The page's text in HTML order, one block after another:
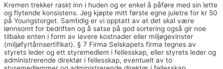
Kremen trekker raskt inn i huden og er enkel å påføre med sin lette
og flytende konsistens. Jeg kjøpte mitt første egne juletre for kr 50
på Youngstorget. Samtidig er vi opptatt av at det skal være
lønnsomt for bedriften og å satse på god sortering også gir noe
tilbake enten i form av lavere kostnader eller miljøgevinster
(miljøfyrtårnsertifikat). § 7 Firma Selskapets firma tegnes av
styrets leder og ett styremedlem i fellesskap, eller styrets leder og
administrerende direktør i fellesskap, eventuelt av to